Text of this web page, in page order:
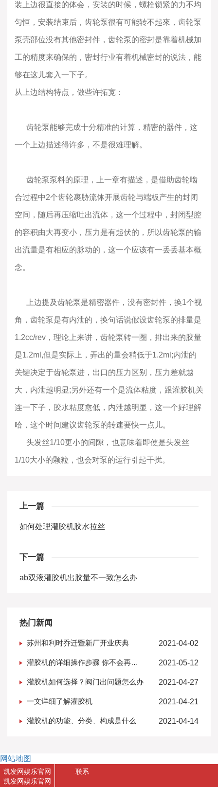
装上边很直接的体会，安装的时候，螺栓锁紧的力不均
匀恒，安装结束后，齿轮泵很有可能转不起來，齿轮泵
泵壳部位没有其他密封件，齿轮泵的密封是靠着机械加
工的精度来确保的，密封行业有着机械密封的说法，能
够在这儿套入一下子。
从上边结构特点，做些许拓宽：
齿轮泵能够完成十分精准的计算，精密的器件，这
一个上边描述得许多，不是很难理解。
齿轮泵泵料的原理，上一章有描述，是借助齿轮啮
合过程中2个齿轮裹胁流体开展齿轮与端板产生的封闭
空间，随后再压缩吐出流体，这一个过程中，封闭型腔
的容积由大再变小，压力是有起伏的，所以齿轮泵的输
出流量是有相应的脉动的，这一个应该有一丢丢基本概
念。
上边提及齿轮泵是精密器件，没有密封件，换1个视
角，齿轮泵是有内泄的，换句话说假设齿轮泵的排量是
1.2cc/rev，理论上来讲，齿轮泵转一圈，排出来的胶量
是1.2ml,但是实际上，弄出的量会稍低于1.2ml;内泄的
关键决定于齿轮泵进，出口的压力区别，压力差就越
大，内泄越明显;另外还有一个是流体粘度，跟灌胶机关
连一下子，胶水粘度愈低，内泄越明显，这一个好理解
哈，这个时间建议齿轮泵的转速要快一点儿。
头发丝1/10更小的间隙，也意味着即使是头发丝
1/10大小的颗粒，也会对泵的运行引起干扰。
上一篇
如何处理灌胶机胶水拉丝
下一篇
ab双液灌胶机出胶量不一致怎么办
热门新闻
苏州和利时乔迁暨新厂开业庆典 2021-04-02
灌胶机的详细操作步骤 你不会再找
2021-05-12
灌胶机如何选择？阀门出问题怎么办 2021-04-27
一文详细了解灌胶机 2021-04-21
灌胶机的功能、分类、构成是什么 2021-04-14
凯发网娱乐官网
凯发网娱乐官网
联系
网站地图